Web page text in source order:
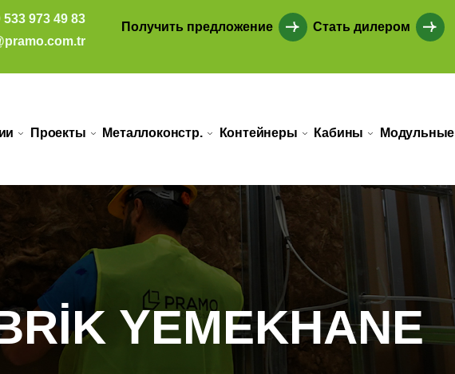
533 973 49 83
Получить предложение Стать дилером
Проекты Металлоконстр. Контейнеры Кабины Модульные
YEMEKHANE